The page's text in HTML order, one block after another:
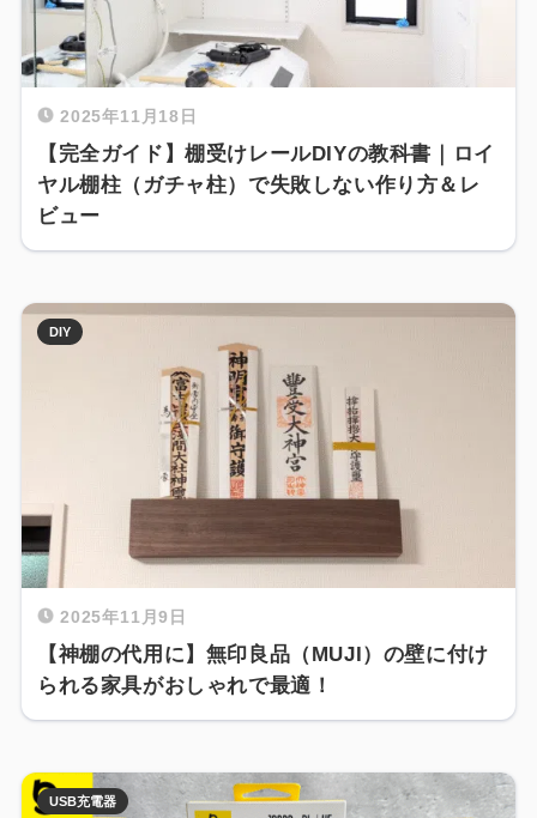
2025年11月18日
【完全ガイド】棚受けレールDIYの教科書｜ロイ
ヤル棚柱（ガチャ柱）で失敗しない作り方＆レ
ビュー
2025年11月9日
【神棚の代用に】無印良品（MUJI）の壁に付け
られる家具がおしゃれで最適！
DIY
USB充電器